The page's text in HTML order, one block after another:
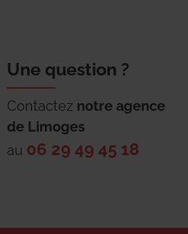
Une question ?
Contactez notre agence
de Limoges
au 06 29 49 45 18